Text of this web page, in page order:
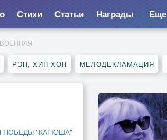
Стихи Статьи Награды Еще
РЭП, ХИП-ХОП МЕЛОДЕКЛАМАЦИЯ
ПОБЕДЫ "КАТЮША"